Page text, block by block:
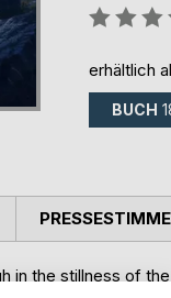
erhältlich
BUCH
in the stillness of